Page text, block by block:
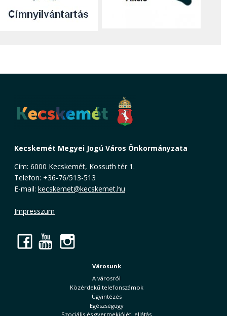
Kecskemét Megyei Jogú Város Önkormányzata
Cím: 6000 Kecskemét, Kossuth tér 1.
Telefon: +36-76/513-513
E-mail: kecskemet@kecskemet.hu
Impresszum
Facebook
YouTube
Városunk
A városról
Közérdekű telefonszámok
Ügyintézés
Egészségügy
Szociális és gyermekjóléti ellátás